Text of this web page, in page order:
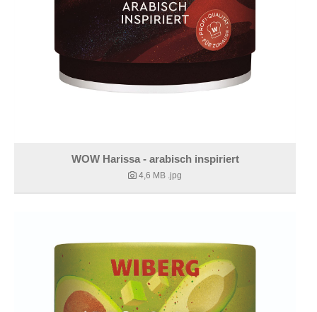
WOW Harissa - arabisch inspiriert
4,6 MB .jpg